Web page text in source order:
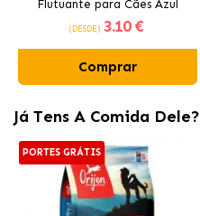
Flutuante para Cães Azul
(DESDE) 3.10 €
Comprar
Já Tens A Comida Dele?
PORTES GRÁTIS